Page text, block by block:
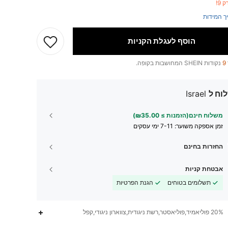
9!
המידות
הוסף לעגלת הקניות
9 נקודות SHEIN המחושבות בקופה.
ל Israel
משלוח חינם(הזמנות ≥ ₪35.00)
זמן אספקה ​​משוער: 7-11 ימי עסקים
החזרות בחינם
אבטחת קניות
תשלומים בטוחים
הגנת הפרטיות
20% פוליאמיד,פוליאסטר,רשת ניגודית,צווארון ניגודי,קפל